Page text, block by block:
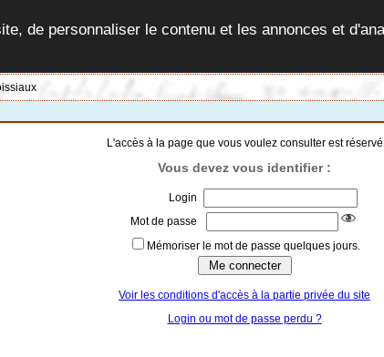
de personnaliser le contenu et les annonces et
L'accès à la page que vous voulez consulter est réservé
Vous devez vous identifier :
Login
Mot de passe
Mémoriser le mot de passe quelques jours.
Voir les conditions d'accès à la partie privée du site
Login ou mot de passe perdu ?